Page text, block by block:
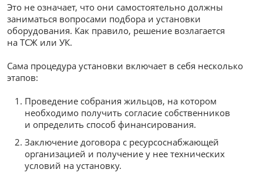
Это не означает, что они самостоятельно должны
заниматься вопросами подбора и установки
оборудования. Как правило, решение возлагается
на ТСЖ или УК.
Сама процедура установки включает в себя несколько
этапов:
Проведение собрания жильцов, на котором
необходимо получить согласие собственников
и определить способ финансирования.
Заключение договора с ресурсоснабжающей
организацией и получение у нее технических
условий на установку.